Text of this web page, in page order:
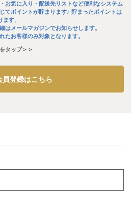
お気に入り・配送先リストなど便利なシステム
てポイントが貯まります♪ 貯まったポイントは
す。
はメールマガジンでお知らせします。
お客様のみ対象となります。
タップ＞＞
員登録はこちら